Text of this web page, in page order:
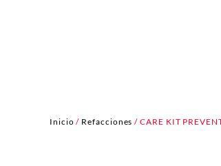
Inicio / Refacciones / CARE KIT